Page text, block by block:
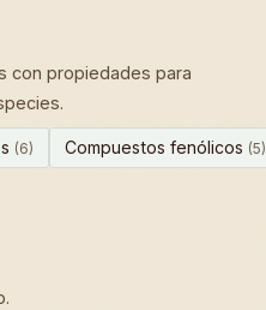
con propiedades para
(6) Compuestos fenólicos (5)